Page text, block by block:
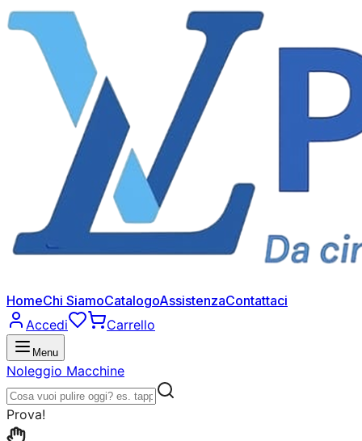
HomeChi SiamoCatalogoAssistenzaContattaci
Accedi
Carrello
Menu
Noleggio Macchine
Prova!